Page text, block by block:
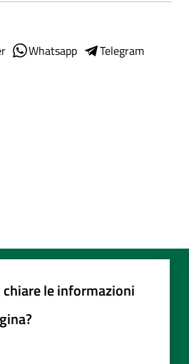
Whatsapp
Telegram
le informazioni